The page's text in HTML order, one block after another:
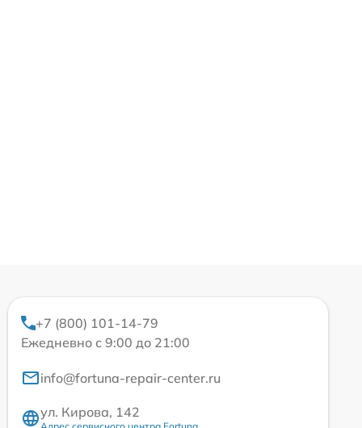
+7 (800) 101-14-79
Ежедневно с 9:00 до 21:00
info@fortuna-repair-center.ru
ул. Кирова, 142